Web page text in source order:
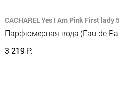
CACHAREL Yes I Am Pink First lady
Парфюмерная вода (Eau de
3 219 Р.